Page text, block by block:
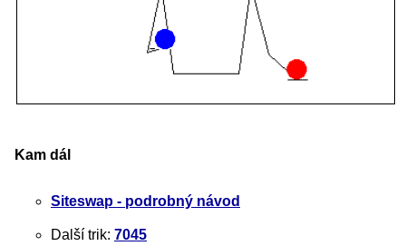
Kam dál
Siteswap - podrobný návod
Další trik: 7045